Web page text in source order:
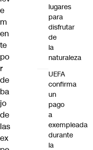
e
m
en
te
po
r
de
ba
jo
de
las
ex
lugares
para
disfrutar
de
la
naturaleza
UEFA
confirma
un
pago
a
exempleada
durante
la